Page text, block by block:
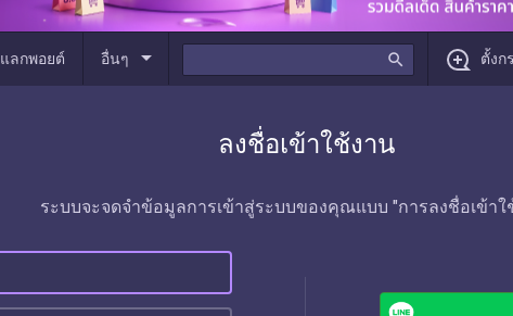
แลกพอยต์ อื่นๆ arrow_drop_down search ตั้งก
ลงชื่อเข้าใช้งาน
ระบบจะจดจำข้อมูลการเข้าสู่ระบบของคุณแบบ "การลงชื่อเข้าใ